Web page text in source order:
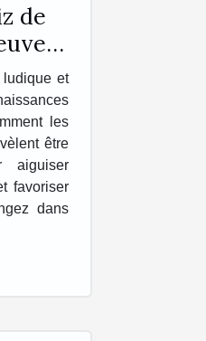
de
ludique et
les
être
aiguiser
favoriser
dans